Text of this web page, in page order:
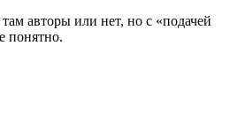
авторы или нет, но с «подачей
понятно.